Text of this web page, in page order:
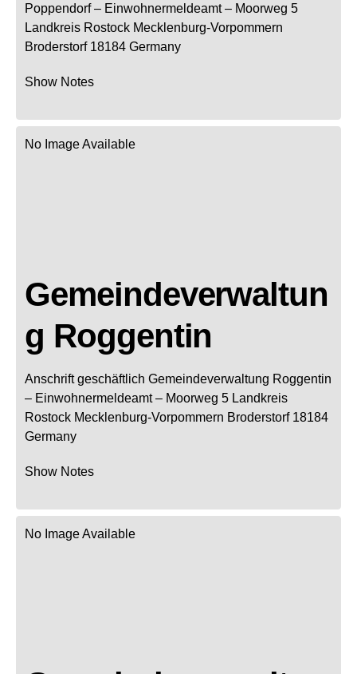
Poppendorf – Einwohnermeldeamt – Moorweg 5
Landkreis Rostock Mecklenburg-Vorpommern
Broderstorf 18184 Germany
Show Notes
No Image Available
Gemeindeverwaltun
g Roggentin
Anschrift geschäftlich Gemeindeverwaltung Roggentin
– Einwohnermeldeamt – Moorweg 5 Landkreis
Rostock Mecklenburg-Vorpommern Broderstorf 18184
Germany
Show Notes
No Image Available